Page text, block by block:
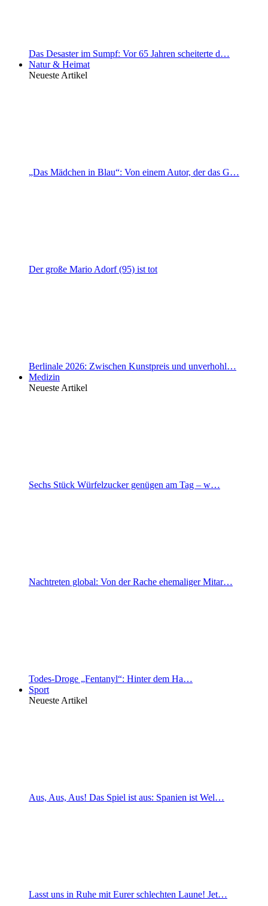
Das Desaster im Sumpf: Vor 65 Jahren scheiterte d…
Natur & Heimat
Neueste Artikel
„Das Mädchen in Blau“: Von einem Autor, der das G…
Der große Mario Adorf (95) ist tot
Berlinale 2026: Zwischen Kunstpreis und unverhohl…
Medizin
Neueste Artikel
Sechs Stück Würfelzucker genügen am Tag – w…
Nachtreten global: Von der Rache ehemaliger Mitar…
Todes-Droge „Fentanyl“: Hinter dem Ha…
Sport
Neueste Artikel
Aus, Aus, Aus! Das Spiel ist aus: Spanien ist Wel…
Lasst uns in Ruhe mit Eurer schlechten Laune! Jet…